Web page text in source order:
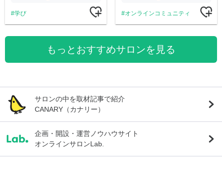
学び オンラインコミュニティ
もっとおすすめサロンを見る
サロンの中を取材記事で紹介
CANARY（カナリー）
企画・開設・運営ノウハウサイト
オンラインサロンLab.